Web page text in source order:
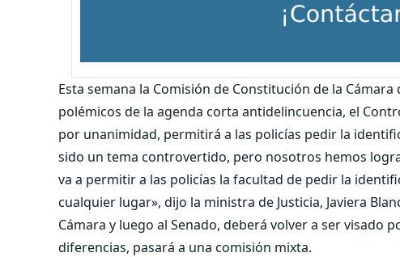
Esta semana la Comisión de Constitución de la
polémicos de la agenda corta antidelincuencia, el
por unanimidad, permitirá a las policías pedir la
sido un tema controvertido, pero nosotros hemos
va a permitir a las policías la facultad de pedir la
cualquier lugar», dijo la ministra de Justicia, Javiera
Cámara y luego al Senado, deberá volver a ser visado
diferencias, pasará a una comisión mixta.